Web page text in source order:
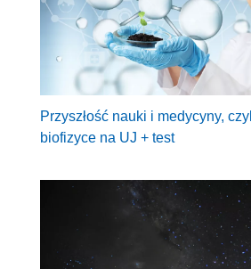
Przyszłość nauki i medycyny,
biofizyce na UJ + test